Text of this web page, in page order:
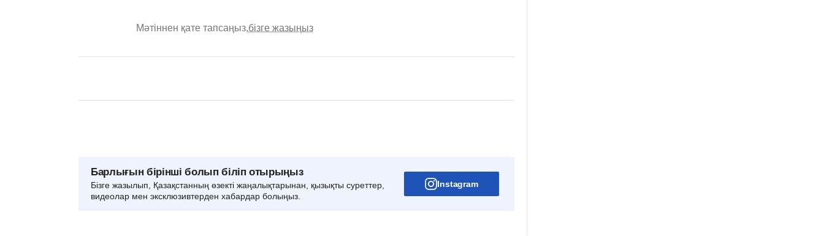
Мәтіннен қате тапсаңыз,бізге жазыңыз
Барлығын бірінші болып біліп отырыңыз
Бізге жазылып, Қазақстанның өзекті жаңалықтарынан, қызықты суреттер,
видеолар мен эксклюзивтерден хабардар болыңыз.
Instagram